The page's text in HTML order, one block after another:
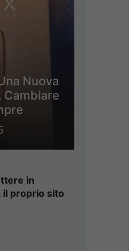
Nuova
Cambiare
in
il proprio sito